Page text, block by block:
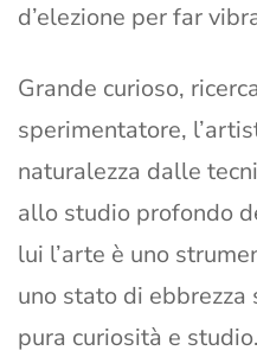
d’elezione per far
Grande curioso,
sperimentatore,
naturalezza dalle
allo studio profondo
lui l’arte è uno
uno stato di
pura curiosità e studio.